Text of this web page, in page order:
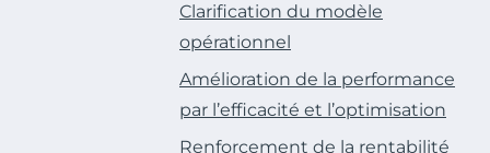
Clarification du modèle
opérationnel
Amélioration de la performance
par l’efficacité et l’optimisation
Renforcement de la rentabilité